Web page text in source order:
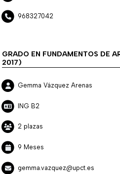
968327042
GRADO EN FUNDAMENTOS DE
2017)
Gemma Vázquez Arenas
ING B2
2 plazas
9 Meses
gemma.vazquez@upct.es